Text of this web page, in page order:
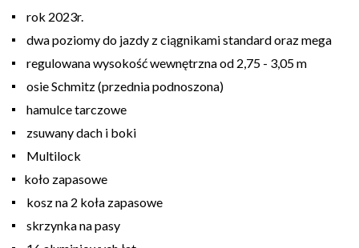
rok 2023r.
dwa poziomy do jazdy z ciągnikami standard oraz mega
regulowana wysokość wewnętrzna od 2,75 - 3,05 m
osie Schmitz (przednia podnoszona)
hamulce tarczowe
zsuwany dach i boki
Multilock
koło zapasowe
kosz na 2 koła zapasowe
skrzynka na pasy